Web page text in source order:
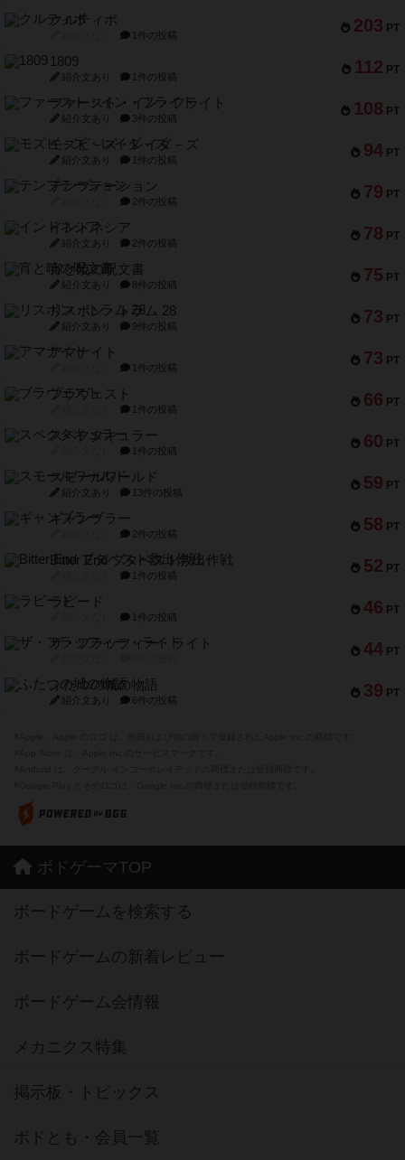
203 PT
クルティボ
1件の投稿
112 PT
1809
紹介文あり 1件の投稿
108 PT
ファースト・イン・フライト
紹介文あり 3件の投稿
94 PT
モズビ－ズ・レイダ－ズ
紹介文あり 1件の投稿
79 PT
テンプテーション
2件の投稿
78 PT
インドネシア
紹介文あり 2件の投稿
75 PT
宵と暁の呪文書
紹介文あり 8件の投稿
73 PT
リスボン・トラム 28
紹介文あり 9件の投稿
73 PT
アマナイト
1件の投稿
66 PT
ブラヴェスト
1件の投稿
60 PT
スペクタキュラー
1件の投稿
59 PT
スモールワールド
紹介文あり 13件の投稿
58 PT
ギャンブラー
2件の投稿
52 PT
Bitter End ブタペスト救出作戦
1件の投稿
46 PT
ラピード
1件の投稿
44 PT
ザ・フラッフィー・ライト
39 PT
ふたつの城の物語
紹介文あり 6件の投稿
ボドゲーマTOP
ボードゲームを検索する
ボードゲームの新着レビュー
ボードゲーム会情報
メカニクス特集
掲示板・トピックス
ボドとも・会員一覧